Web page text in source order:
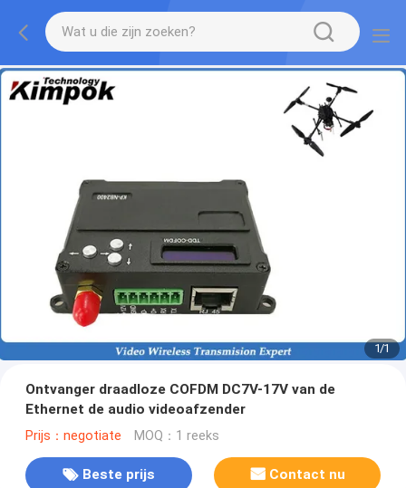
1/1
Ontvanger draadloze COFDM DC7V-17V van de
Ethernet de audio videoafzender
Prijs：negotiate MOQ：1 reeks
Beste prijs Contact nu